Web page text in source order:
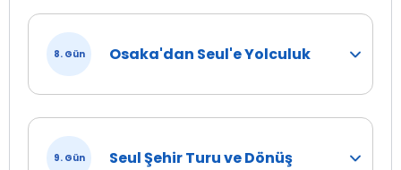
8. Gün Osaka'dan Seul'e Yolculuk
9. Gün Seul Şehir Turu ve Dönüş